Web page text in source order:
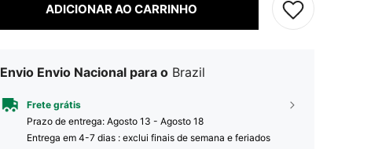
ADICIONAR AO CARRINHO
Envio Envio Nacional para o Brazil
Frete grátis
Prazo de entrega: Agosto 13 - Agosto 18
Entrega em 4-7 dias : exclui finais de semana e feriados